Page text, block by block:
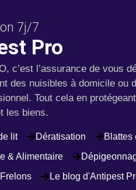
7j/7
Pro
c’est l’assurance de vous
des nuisibles à domicile ou
Tout cela en
les biens.
lit Dératisation
Blattes
& Alimentaire
Le blog d'Antipest